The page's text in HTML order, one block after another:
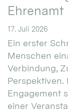
17. Juli 2026
Ein erster
Menschen
Verbindung,
Perspektiven.
Engagement
einer